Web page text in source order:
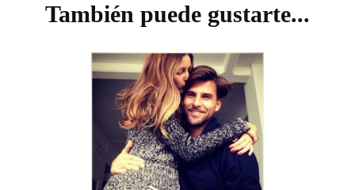
entradas
También puede gustarte...